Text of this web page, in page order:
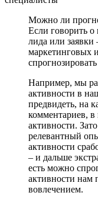
Можно ли
Если говорить о
лида или заявки
маркетинговых
Например, мы
активности в
предвидеть, на
комментариев, в
активности.
релевантный
активности
– и дальше
есть можно
активности нам
вовлечением.